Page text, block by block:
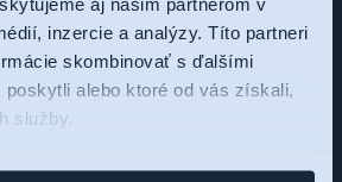
inzercie a analýzy. Títo partneri
skombinovať s ďalšími
poskytli alebo ktoré od vás získali,
služby.
vás,